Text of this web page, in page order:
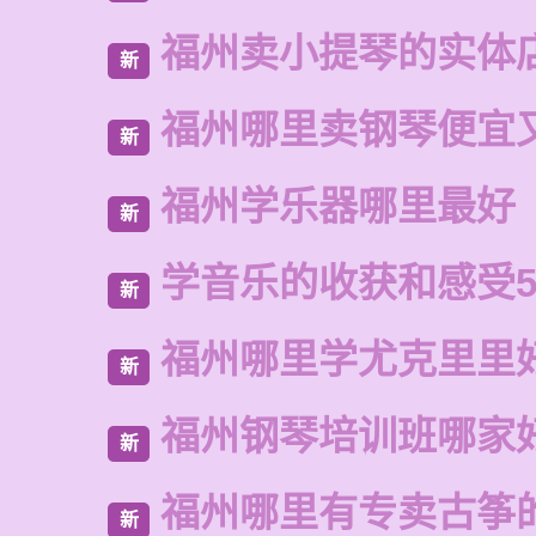
新 福州卖小提琴的实体
新 福州哪里卖钢琴便宜
新 福州学乐器哪里最好
新 学音乐的收获和感受
新 福州哪里学尤克里里
新 福州钢琴培训班哪家
新 福州哪里有专卖古筝